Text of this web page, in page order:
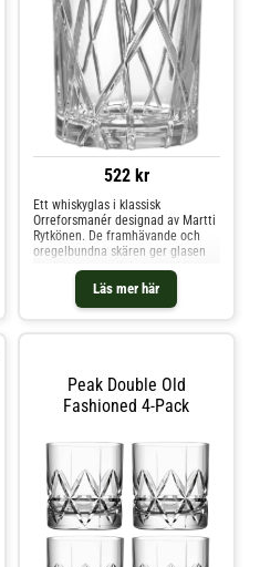
522 kr
Läs mer här
Ett whiskyglas i klassisk
Orreforsmanér designad av Martti
Rytkönen. De framhävande och
oregelbundna skären ger glasen
som de utstrålar elegans. De
passar även utmärkt för övriga
drycker om man vill dricka med
Peak Double Old
Fashioned 4-Pack